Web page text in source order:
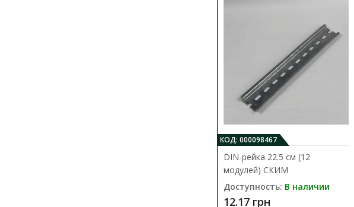
КОД: 000098467
DIN-рейка 22.5 см (12
модулей) СКИМ
Доступность: В наличии
12.17 грн